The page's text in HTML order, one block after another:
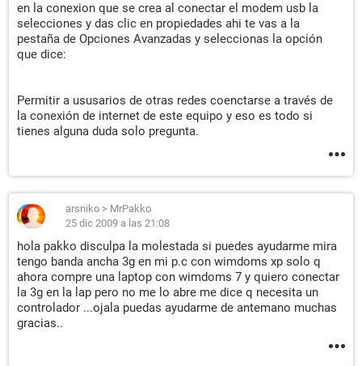
en la conexion que se crea al conectar el modem usb la
selecciones y das clic en propiedades ahi te vas a la
pestaña de Opciones Avanzadas y seleccionas la opción
que dice:
Permitir a ususarios de otras redes coenctarse a través de
la conexión de internet de este equipo y eso es todo si
tienes alguna duda solo pregunta.
arsniko > MrPakko
25 dic 2009 a las 21:08
hola pakko disculpa la molestada si puedes ayudarme mira
tengo banda ancha 3g en mi p.c con wimdoms xp solo q
ahora compre una laptop con wimdoms 7 y quiero conectar
la 3g en la lap pero no me lo abre me dice q necesita un
controlador ...ojala puedas ayudarme de antemano muchas
gracias..